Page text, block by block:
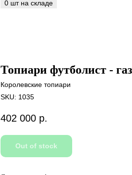
Топиари футболист -
Королевские топиари
SKU: 1035
402 000 р.
Out of stock